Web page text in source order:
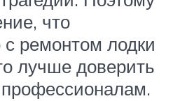
что
с ремонтом лодки
лучше доверить